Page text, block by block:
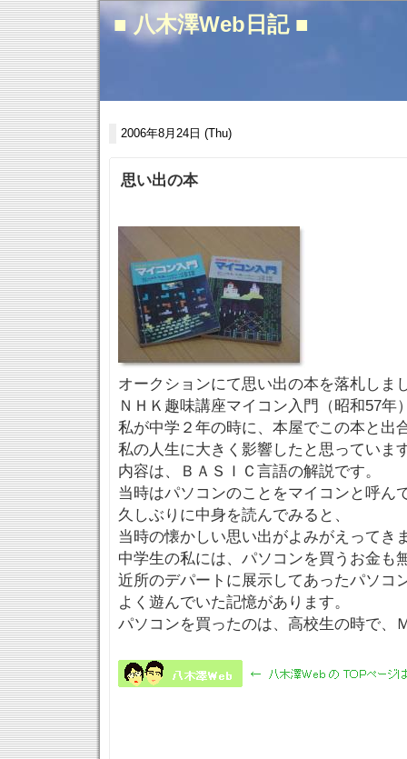
■ 八木澤Web日記 ■
2006年8月24日 (Thu)
思い出の本
オークションにて思い出の本を落札しま
ＮＨＫ趣味講座マイコン入門（昭和57年
私が中学２年の時に、本屋でこの本と出
私の人生に大きく影響したと思っていま
内容は、ＢＡＳＩＣ言語の解説です。
当時はパソコンのことをマイコンと呼ん
久しぶりに中身を読んでみると、
当時の懐かしい思い出がよみがえってき
中学生の私には、パソコンを買うお金も
近所のデパートに展示してあったパソコ
よく遊んでいた記憶があります。
パソコンを買ったのは、高校生の時で、